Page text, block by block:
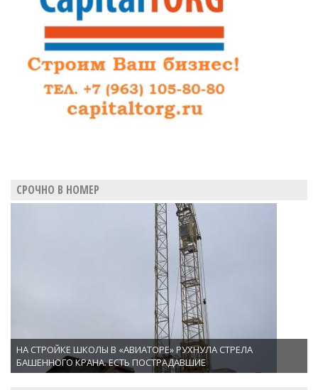
СРОЧНО В НОМЕР
НА СТРОЙКЕ ШКОЛЫ В «АВИАТОРЕ» РУХНУЛА СТРЕЛА
БАШЕННОГО КРАНА. ЕСТЬ ПОСТРАДАВШИЕ